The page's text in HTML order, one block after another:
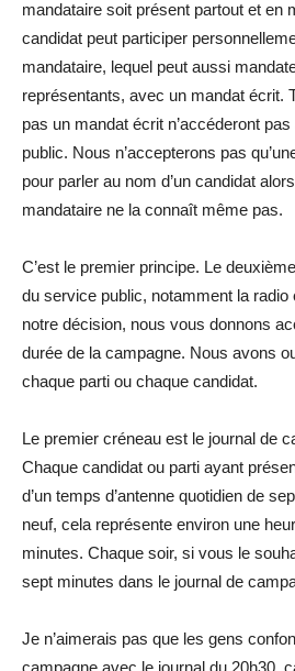
mandataire soit présent partout et en
candidat peut participer
mandataire, lequel peut aussi
représentants, avec un mandat écrit.
pas un mandat écrit n’accéderont
public. Nous n’accepterons pas
pour parler au nom d’un candidat
mandataire ne la connaît même pas.
C’est le premier principe. Le
du service public, notamment la radio
notre décision, nous vous donnons
durée de la campagne. Nous avons
chaque parti ou chaque candidat.
Le premier créneau est le journal de
Chaque candidat ou parti ayant
d’un temps d’antenne quotidien de
neuf, cela représente environ une
minutes. Chaque soir, si vous le
sept minutes dans le journal de
Je n’aimerais pas que les gens